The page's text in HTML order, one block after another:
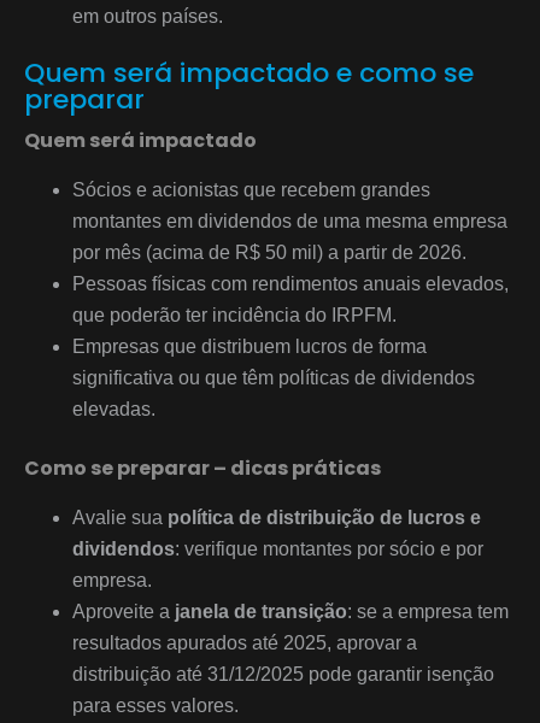
em outros países.
Quem será impactado e como se
preparar
Quem será impactado
Sócios e acionistas que recebem grandes
montantes em dividendos de uma mesma empresa
por mês (acima de R$ 50 mil) a partir de 2026.
Pessoas físicas com rendimentos anuais elevados,
que poderão ter incidência do IRPFM.
Empresas que distribuem lucros de forma
significativa ou que têm políticas de dividendos
elevadas.
Como se preparar – dicas práticas
Avalie sua política de distribuição de lucros e
dividendos: verifique montantes por sócio e por
empresa.
Aproveite a janela de transição: se a empresa tem
resultados apurados até 2025, aprovar a
distribuição até 31/12/2025 pode garantir isenção
para esses valores.